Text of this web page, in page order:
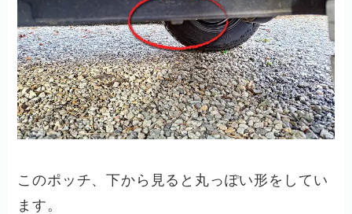
このポッチ、下から見ると丸っぽい形をしてい
ます。